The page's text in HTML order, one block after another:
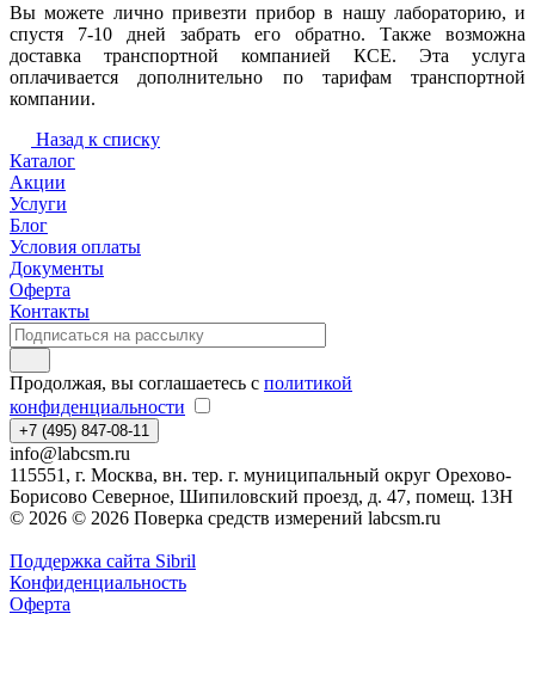
Вы можете лично привезти прибор в нашу лабораторию, и
спустя 7-10 дней забрать его обратно. Также возможна
доставка транспортной компанией КСЕ. Эта услуга
оплачивается дополнительно по тарифам транспортной
компании.
Назад к списку
Каталог
Акции
Услуги
Блог
Условия оплаты
Документы
Оферта
Контакты
Продолжая, вы соглашаетесь с политикой
конфиденциальности
+7 (495) 847-08-11
info@labcsm.ru
115551, г. Москва, вн. тер. г. муниципальный округ Орехово-
Борисово Северное, Шипиловский проезд, д. 47, помещ. 13Н
© 2026 © 2026 Поверка средств измерений labcsm.ru
Поддержка сайта Sibril
Конфиденциальность
Оферта